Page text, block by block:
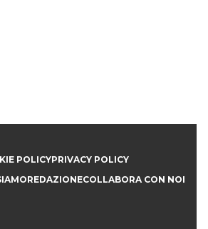
POLICYPRIVACY POLICY
REDAZIONECOLLABORA CON NOI